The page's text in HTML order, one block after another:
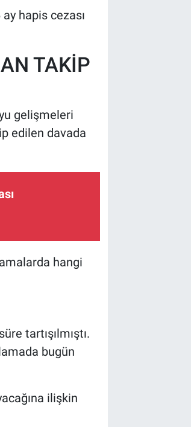
hapis cezası
TAKİP
gelişmeleri
edilen davada
hangi
tartışılmıştı.
bugün
ilişkin